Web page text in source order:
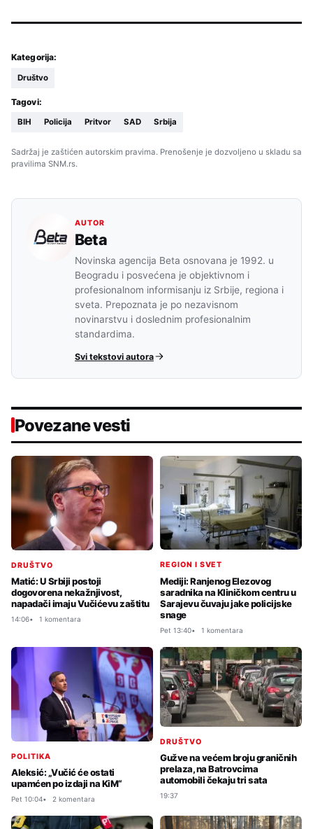
Kategorija:
Društvo
Tagovi:
BIH Policija Pritvor SAD Srbija
Sadržaj je zaštićen autorskim pravima. Prenošenje je dozvoljeno u skladu sa
pravilima SNM.rs.
AUTOR
Beta
Novinska agencija Beta osnovana je 1992. u
Beogradu i posvećena je objektivnom i
profesionalnom informisanju iz Srbije, regiona i
sveta. Prepoznata je po nezavisnom
novinarstvu i doslednim profesionalnim
standardima.
Svi tekstovi autora
Povezane vesti
DRUŠTVO
Matić: U Srbiji postoji
dogovorena nekažnjivost,
napadači imaju Vučićevu zaštitu
14:06 1 komentara
REGION I SVET
Mediji: Ranjenog Elezovog
saradnika na Kliničkom centru u
Sarajevu čuvaju jake policijske
snage
Pet 13:40 1 komentara
POLITIKA
Aleksić: „Vučić će ostati
upamćen po izdaji na KiM“
Pet 10:04 2 komentara
DRUŠTVO
Gužve na većem broju graničnih
prelaza, na Batrovcima
automobili čekaju tri sata
19:37